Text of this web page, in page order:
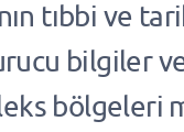
tıbbi ve
bilgiler
bölgeleri